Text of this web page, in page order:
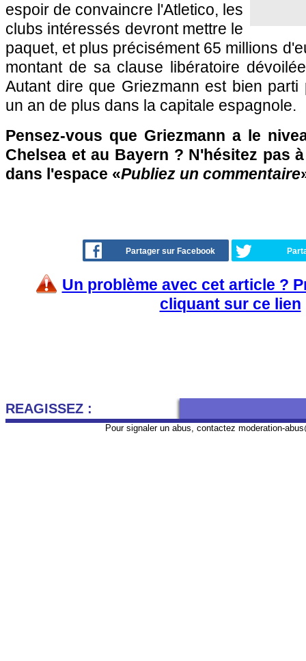
espoir de convaincre l'Atletico, les
clubs intéressés devront mettre le
paquet, et plus précisément 65 millions
montant de sa clause libératoire
Autant dire que Griezmann est bien
un an de plus dans la capitale espagnole.
Pensez-vous que Griezmann a le
Chelsea et au Bayern ? N'hésitez pas
dans l'espace «Publiez un commentaire
Partager sur Facebook
Un problème avec cet article ?
cliquant sur ce lien
REAGISSEZ :
Pour signaler un abus, contactez moderation-